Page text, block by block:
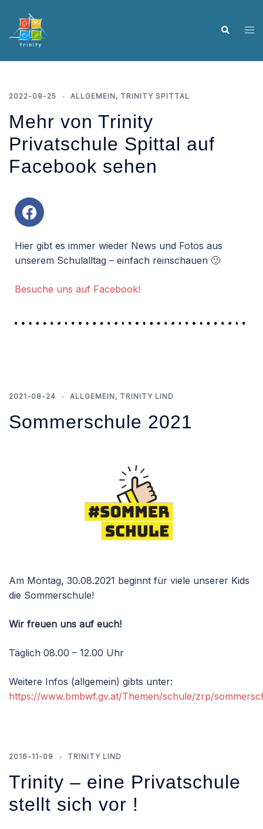
2022-09-25 ALLGEMEIN, TRINITY SPITTAL
Mehr von Trinity
Privatschule Spittal auf
Facebook sehen
Hier gibt es immer wieder News und Fotos aus
unserem Schulalltag – einfach reinschauen 🙂
Besuche uns auf Facebook!
2021-08-24 ALLGEMEIN, TRINITY LIND
Sommerschule 2021
Am Montag, 30.08.2021 beginnt für viele unserer Kids
die Sommerschule!
Wir freuen uns auf euch!
Täglich 08.00 – 12.00 Uhr
Weitere Infos (allgemein) gibts unter:
https://www.bmbwf.gv.at/Themen/schule/zrp/
2016-11-09 TRINITY LIND
Trinity – eine Privatschule
stellt sich vor !